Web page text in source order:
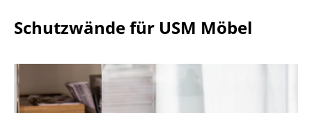
Esstische
Schutzwände für USM Möbel